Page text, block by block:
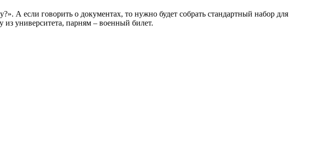
А если говорить о документах, то нужно будет собрать стандартный набор для
из университета, парням – военный билет.